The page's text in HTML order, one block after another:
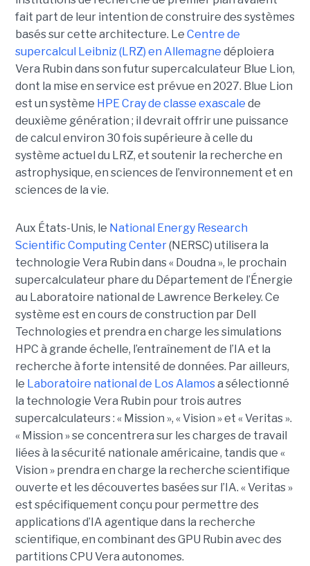
fait part de leur intention de construire des systèmes
basés sur cette architecture. Le Centre de
supercalcul Leibniz (LRZ) en Allemagne déploiera
Vera Rubin dans son futur supercalculateur Blue Lion,
dont la mise en service est prévue en 2027. Blue Lion
est un système HPE Cray de classe exascale de
deuxième génération ; il devrait offrir une puissance
de calcul environ 30 fois supérieure à celle du
système actuel du LRZ, et soutenir la recherche en
astrophysique, en sciences de l’environnement et en
sciences de la vie.
Aux États-Unis, le National Energy Research
Scientific Computing Center(NERSC) utilisera la
technologie Vera Rubin dans « Doudna », le prochain
supercalculateur phare du Département de l’Énergie
au Laboratoire national de Lawrence Berkeley. Ce
système est en cours de construction par Dell
Technologies et prendra en charge les simulations
HPC à grande échelle, l’entraînement de l’IA et la
recherche à forte intensité de données. Par ailleurs,
le Laboratoire national de Los Alamosa sélectionné
la technologie Vera Rubin pour trois autres
supercalculateurs : « Mission », « Vision » et « Veritas ».
« Mission » se concentrera sur les charges de travail
liées à la sécurité nationale américaine, tandis que «
Vision » prendra en charge la recherche scientifique
ouverte et les découvertes basées sur l’IA. « Veritas »
est spécifiquement conçu pour permettre des
applications d’IA agentique dans la recherche
scientifique, en combinant des GPU Rubin avec des
partitions CPU Vera autonomes.